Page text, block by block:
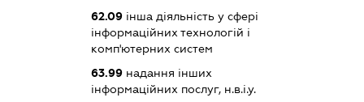
62.09інша діяльність у сфері
інформаційних технологій і
комп'ютерних систем
63.99надання інших
інформаційних послуг, н.в.і.у.